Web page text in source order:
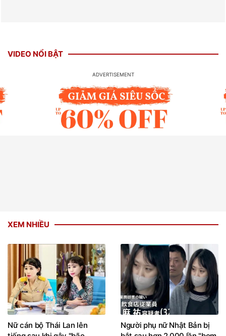
VIDEO NỔI BẬT
XEM NHIỀU
Nữ cán bộ Thái Lan lên
Người phụ nữ Nhật Bản bị